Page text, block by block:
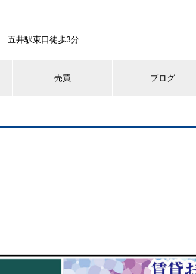
五井駅東口徒歩3分
売買 ブログ